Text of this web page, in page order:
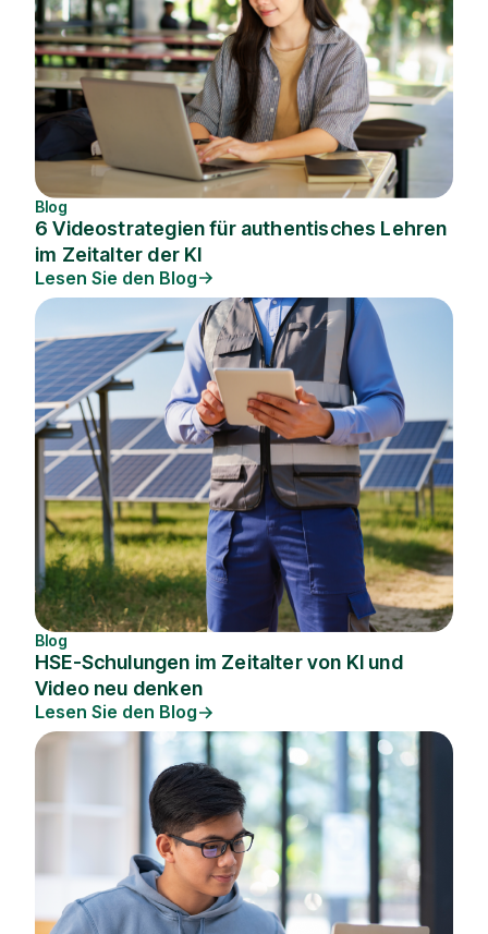
Blog
6 Videostrategien für authentisches Lehren
im Zeitalter der KI
Lesen Sie den Blog
Blog
HSE-Schulungen im Zeitalter von KI und
Video neu denken
Lesen Sie den Blog